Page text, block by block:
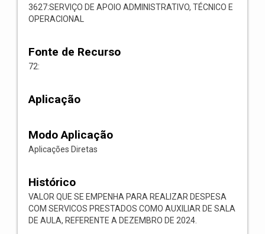
3627:SERVIÇO DE APOIO ADMINISTRATIVO, TÉCNICO E
OPERACIONAL
Fonte de Recurso
72:
Aplicação
Modo Aplicação
Aplicações Diretas
Histórico
VALOR QUE SE EMPENHA PARA REALIZAR DESPESA
COM SERVICOS PRESTADOS COMO AUXILIAR DE SALA
DE AULA, REFERENTE A DEZEMBRO DE 2024.